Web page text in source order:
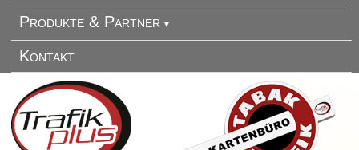
Produkte & Partner
Kontakt